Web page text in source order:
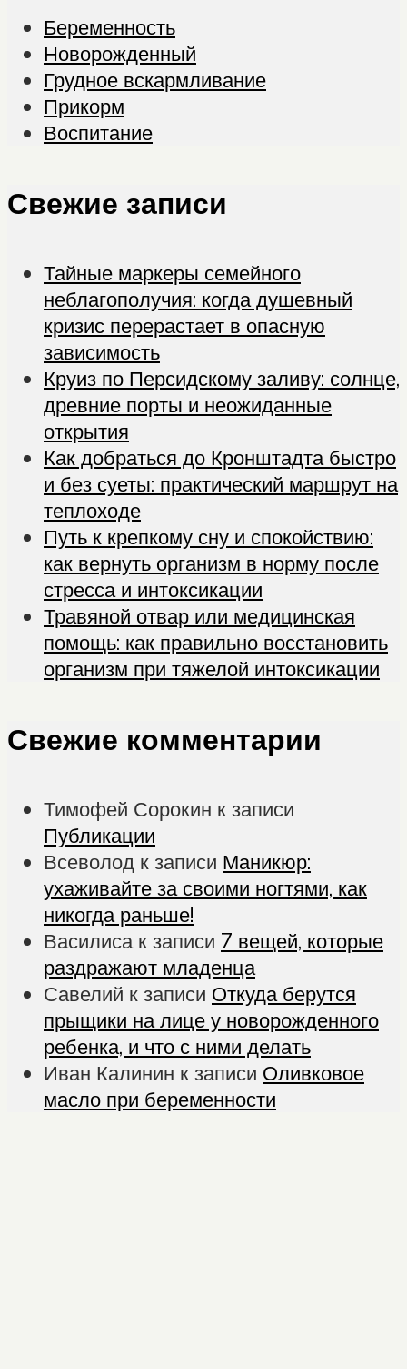
Беременность
Новорожденный
Грудное вскармливание
Прикорм
Воспитание
Свежие записи
Тайные маркеры семейного
неблагополучия: когда душевный
кризис перерастает в опасную
зависимость
Круиз по Персидскому заливу: солнце,
древние порты и неожиданные
открытия
Как добраться до Кронштадта быстро
и без суеты: практический маршрут на
теплоходе
Путь к крепкому сну и спокойствию:
как вернуть организм в норму после
стресса и интоксикации
Травяной отвар или медицинская
помощь: как правильно восстановить
организм при тяжелой интоксикации
Свежие комментарии
Тимофей Сорокин к записи
Публикации
Всеволод к записи Маникюр:
ухаживайте за своими ногтями, как
никогда раньше!
Василисак записи 7 вещей, которые
раздражают младенца
Савелий к записи Откуда берутся
прыщики на лице у новорожденного
ребенка, и что с ними делать
Иван Калинин к записи Оливковое
масло при беременности